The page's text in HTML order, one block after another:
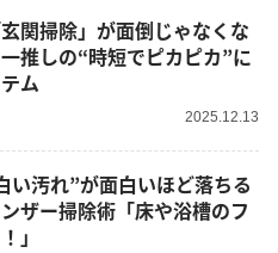
関掃除」が面倒じゃなくな
推しの“時短でピカピカ”に
ム
2025.12.13
い汚れ”が面白いほど落ちる
ザー掃除術「床や浴槽のフ
」